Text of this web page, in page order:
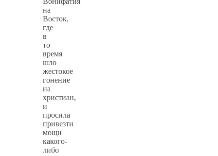
на
Восток,
где
в
то
время
шло
жестокое
гонение
на
христиан,
и
просила
привезти
мощи
какого-
либо